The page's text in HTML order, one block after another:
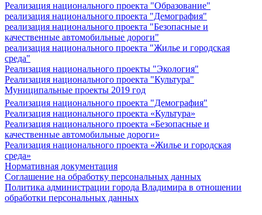
Реализация национального проекта "Образование"
реализация национального проекта "Демография"
реализация национального проекта "Безопасные и
качественные автомобильные дороги"
реализация национального проекта "Жилье и городская
среда"
Реализация национального проекты "Экология"
Реализация национального проекта "Культура"
Муниципальные проекты 2019 год
Реализация национального проекта "Демография"
Реализация национального проекта «Культура»
Реализация национального проекта «Безопасные и
качественные автомобильные дороги»
Реализация национального проекта «Жилье и городская
среда»
Нормативная документация
Соглашение на обработку персональных данных
Политика администрации города Владимира в отношении
обработки персональных данных